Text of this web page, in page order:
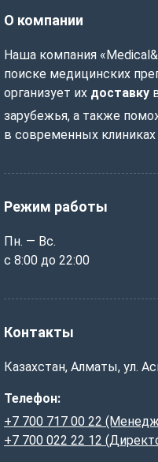
О компании
Наша компания
поиске медицинских
организует их доставку
зарубежья, а также
в современных клиниках
Режим работы
Пн. — Вс.
с 8:00 до 22:00
Контакты
Казахстан, Алматы, ул.
Телефон:
+7 700 717 00 22
+7 700 022 22 12